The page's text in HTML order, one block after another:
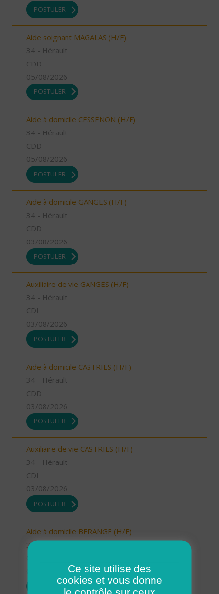
POSTULER
Aide soignant MAGALAS (H/F)
34 - Hérault
CDD
05/08/2026
POSTULER
Aide à domicile CESSENON (H/F)
34 - Hérault
CDD
05/08/2026
POSTULER
Aide à domicile GANGES (H/F)
34 - Hérault
CDD
03/08/2026
POSTULER
Auxiliaire de vie GANGES (H/F)
34 - Hérault
CDI
03/08/2026
POSTULER
Aide à domicile CASTRIES (H/F)
34 - Hérault
CDD
03/08/2026
POSTULER
Auxiliaire de vie CASTRIES (H/F)
34 - Hérault
CDI
03/08/2026
POSTULER
Aide à domicile BERANGE (H/F)
34 - Hérault
POSTULER
Ce site utilise des
cookies et vous donne
le contrôle sur ceux